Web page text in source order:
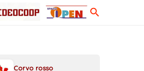
Cerca